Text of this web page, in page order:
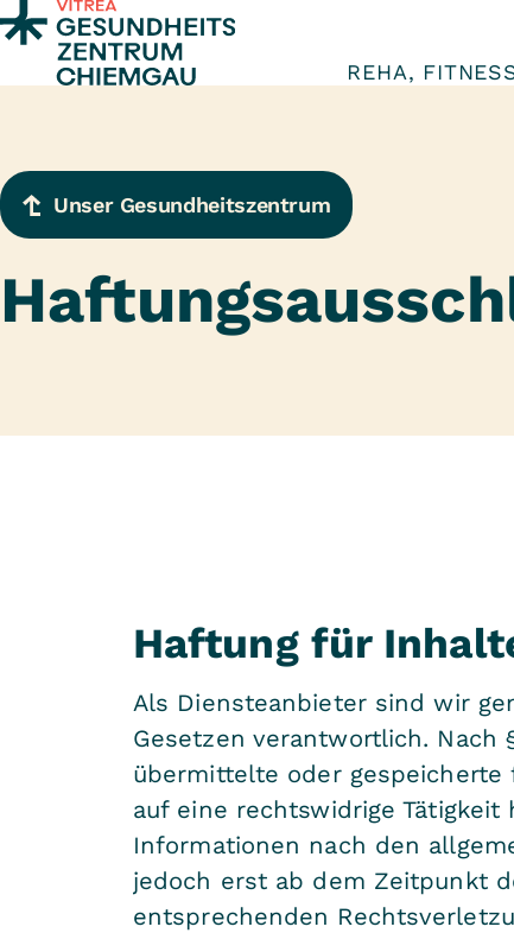
Zum Inhalt springen
REHA,
Unser Gesundheitszentrum
Haftung für
Als Diensteanbieter sind wir
Gesetzen verantwortlich.
übermittelte oder
auf eine rechtswidrige
Informationen nach den
jedoch erst ab dem Zeitpunkt
entsprechenden